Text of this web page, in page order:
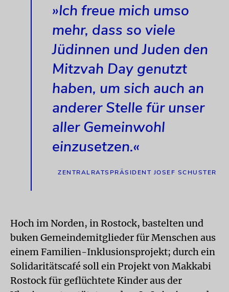
»Ich freue mich umso
mehr, dass so viele
Jüdinnen und Juden den
Mitzvah Day genutzt
haben, um sich auch an
anderer Stelle für unser
aller Gemeinwohl
einzusetzen.«
ZENTRALRATSPRÄSIDENT JOSEF SCHUSTER
Hoch im Norden, in Rostock, bastelten und
buken Gemeindemitglieder für Menschen aus
einem Familien-Inklusionsprojekt; durch ein
Solidaritätscafé soll ein Projekt von Makkabi
Rostock für geflüchtete Kinder aus der